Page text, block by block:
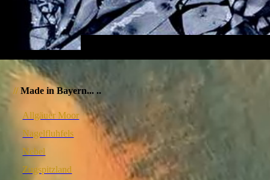
//Made in Bayern... ..
Allgäuer Moor
Nagelfluhfels
Nebel
Zugspitzland